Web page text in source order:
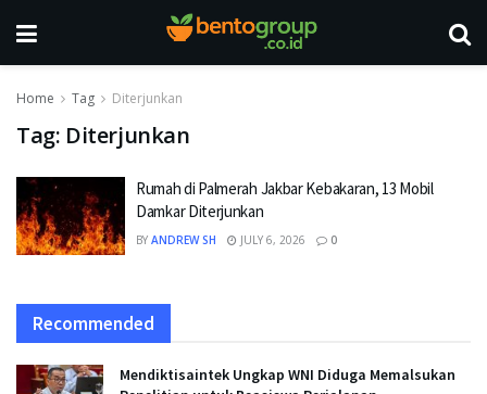
Home Tag Diterjunkan
Tag: Diterjunkan
Rumah di Palmerah Jakbar Kebakaran, 13 Mobil
Damkar Diterjunkan
BY ANDREW SH JULY 6, 2026 0
Recommended
Mendiktisaintek Ungkap WNI Diduga Memalsukan